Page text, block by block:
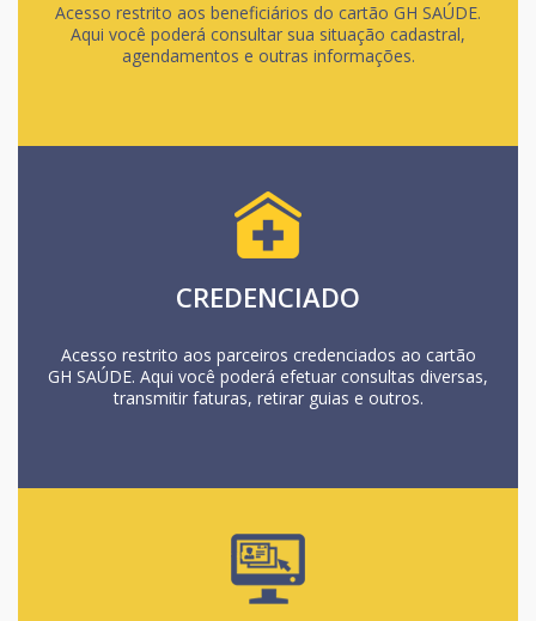
Acesso restrito aos beneficiários do cartão GH SAÚDE.
Aqui você poderá consultar sua situação cadastral,
agendamentos e outras informações.
CREDENCIADO
Acesso restrito aos parceiros credenciados ao cartão
GH SAÚDE. Aqui você poderá efetuar consultas diversas,
transmitir faturas, retirar guias e outros.